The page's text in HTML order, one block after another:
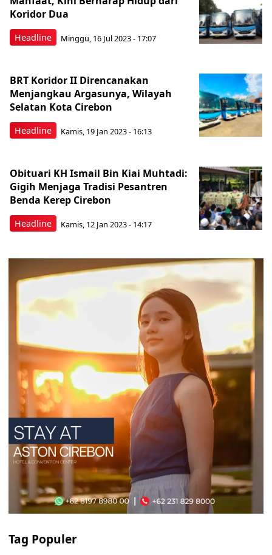
Headline
Koridor Dua
Minggu, 16 Jul 2023 - 17:07
Headline
BRT Koridor II Direncanakan
Menjangkau Argasunya, Wilayah
Selatan Kota Cirebon
Kamis, 19 Jan 2023 - 16:13
Headline
Obituari KH Ismail Bin Kiai Muhtadi:
Gigih Menjaga Tradisi Pesantren
Benda Kerep Cirebon
Kamis, 12 Jan 2023 - 14:17
Tag Populer